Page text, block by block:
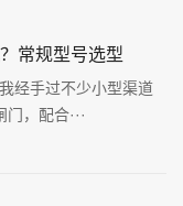
常规型号选型
经手过不少小型渠道
，配合···